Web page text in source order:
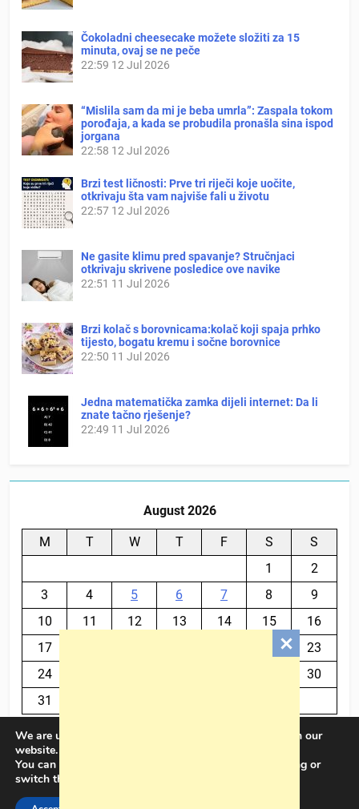
Čokoladni cheesecake možete složiti za 15
minuta, ovaj se ne peče
22:59 12 Jul 2026
“Mislila sam da mi je beba umrla”: Zaspala tokom
porođaja, a kada se probudila pronašla sina ispod
jorgana
22:58 12 Jul 2026
Brzi test ličnosti: Prve tri riječi koje uočite,
otkrivaju šta vam najviše fali u životu
22:57 12 Jul 2026
Ne gasite klimu pred spavanje? Stručnjaci
otkrivaju skrivene posledice ove navike
22:51 11 Jul 2026
Brzi kolač s borovnicama:kolač koji spaja prhko
tijesto, bogatu kremu i sočne borovnice
22:50 11 Jul 2026
Jedna matematička zamka dijeli internet: Da li
znate tačno rješenje?
22:49 11 Jul 2026
August 2026
M T W T F S
S
1
2
3
4 5 6 7 8
9
10
11 12 13 14 15
16
17
23
24
30
31
BalkanPlus 2024© Powered By
We are using cookies to give you the best experience on our
website.
You can find out more about which cookies we are using or
switch them off in